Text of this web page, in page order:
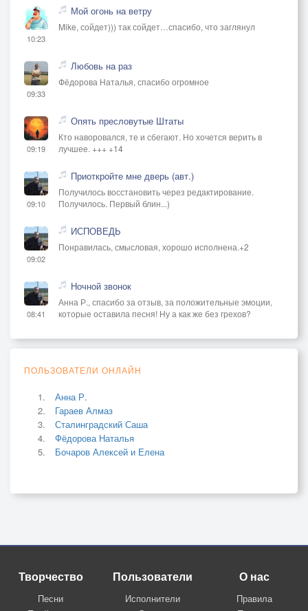
10:23
Мой огонь на ветру
Mike, сойдет))) так сойдет…спасибо, что заглянул
09:33
Любовь на раз
Фёдорова Наталья, спасибо огромное
09:19
Опять пресловутые Штаты
Кто наворовался, те и сбегают. Но хочется верить в
лучшее. +++ +14
09:10
Приоткройте мне дверь (авт.)
Получилось восстановить через редактирование.
Получилось. Первый блин...)
09:02
ИСПОВЕДЬ
Понравилась, смысловая, хорошо исполнена.+2
08:41
Ночной звонок
Анна Р., спасибо за отзыв, за положительные эмоции,
которые оставила песня! Ну а как же без грехов?
ПОЛЬЗОВАТЕЛИ ОНЛАЙН
Анна Р.
Гараев Алмаз
Сталинградский Саша
Фёдорова Наталья
Бочаров Алексей и Елена
Творчество
Песни
Пользователи
Исполнители
О нас
Правила